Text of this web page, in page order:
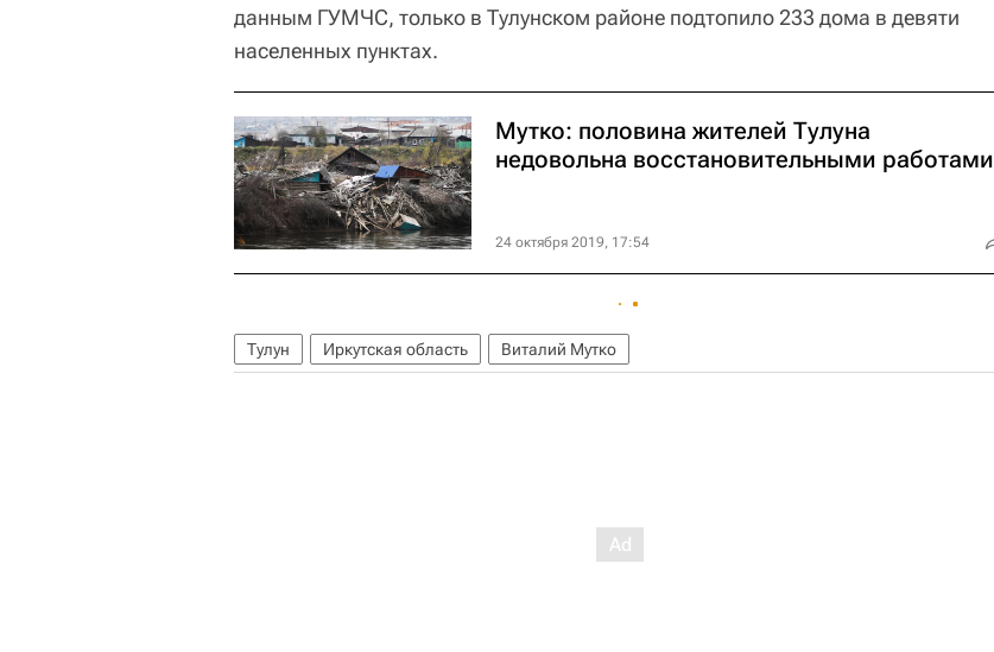
данным ГУМЧС, только в Тулунском районе подтопило 233 дома в девяти
населенных пунктах.
Мутко: половина жителей Тулуна
недовольна восстановительными работами
24 октября 2019, 17:54
Тулун Иркутская область Виталий Мутко